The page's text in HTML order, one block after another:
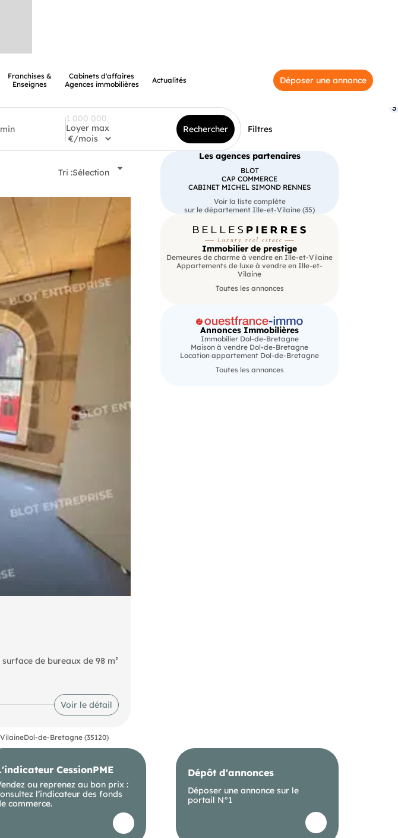
Franchises &
Enseignes
Cabinets d'affaires
Agences immobilières
Actualités Déposer une annonce
Loyer max Rechercher Filtres
3
Tri :Sélection
de bureaux de 98 m²
technologiques, auxquels
Voir le détail
Les agences partenaires
BLOT
CAP COMMERCE
CABINET MICHEL SIMOND RENNES
Voir la liste complète
sur le département Ille-et-Vilaine (35)
Immobilier de prestige
Demeures de charme à vendre en Ille-et-Vilaine
Appartements de luxe à vendre en Ille-et-
Vilaine
Toutes les annonces
Annonces Immobilières
Immobilier Dol-de-Bretagne
Maison à vendre Dol-de-Bretagne
Location appartement Dol-de-Bretagne
Toutes les annonces
Dol-de-Bretagne (35120)
CessionPME
ou reprenez au bon prix :
l’indicateur des fonds
commerce.
Dépôt d'annonces
Déposer une annonce sur le
portail N°1